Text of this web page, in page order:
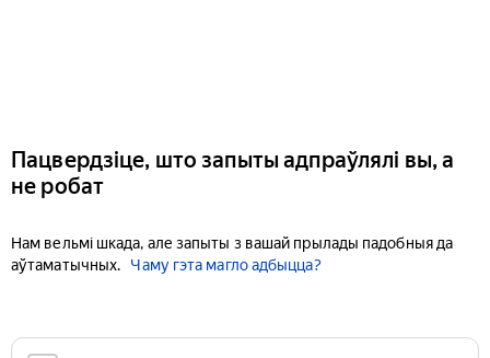
Пацвердзіце, што запыты адпраўлялі вы, а
не робат
Нам вельмі шкада, але запыты з вашай прылады падобныя да
аўтаматычных.
Чаму гэта магло адбыцца?